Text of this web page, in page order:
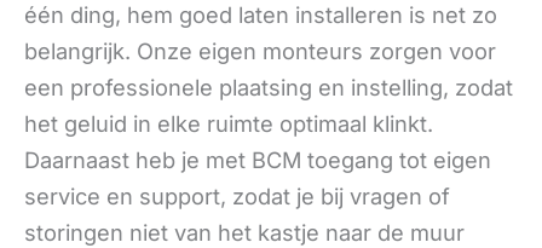
één ding, hem goed laten installeren is net zo
belangrijk. Onze eigen monteurs zorgen voor
een professionele plaatsing en instelling, zodat
het geluid in elke ruimte optimaal klinkt.
Daarnaast heb je met BCM toegang tot eigen
service en support, zodat je bij vragen of
storingen niet van het kastje naar de muur